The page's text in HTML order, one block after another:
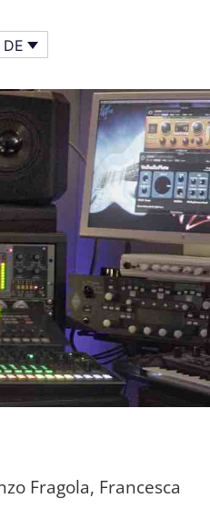
DE
Fragola, Francesca